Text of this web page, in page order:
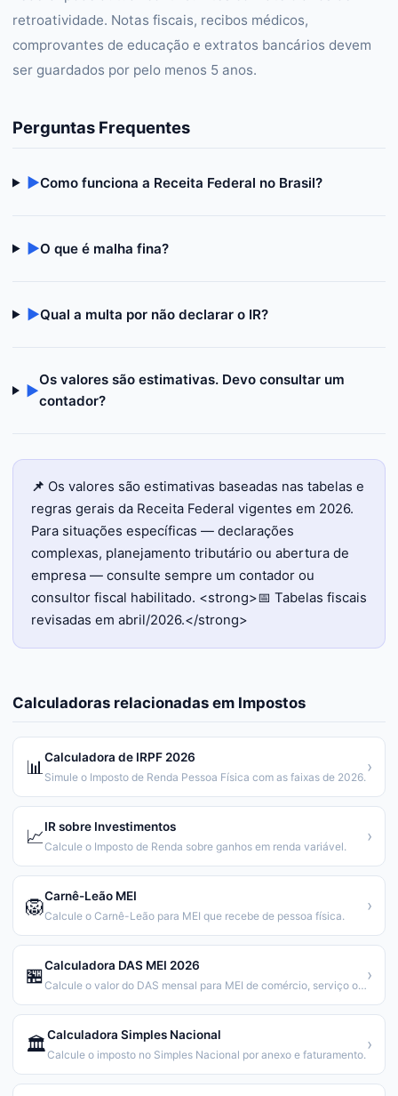
retroatividade. Notas fiscais, recibos médicos,
comprovantes de educação e extratos bancários devem
ser guardados por pelo menos 5 anos.
Perguntas Frequentes
▶Como funciona a Receita Federal no Brasil?
▶O que é malha fina?
▶Qual a multa por não declarar o IR?
▶
Os valores são estimativas. Devo consultar um
contador?
📌 Os valores são estimativas baseadas nas tabelas e
regras gerais da Receita Federal vigentes em 2026.
Para situações específicas — declarações
complexas, planejamento tributário ou abertura de
empresa — consulte sempre um contador ou
consultor fiscal habilitado. <strong>📅 Tabelas fiscais
revisadas em abril/2026.</strong>
Calculadoras relacionadas em Impostos
📊 Calculadora de IRPF 2026
Simule o Imposto de Renda Pessoa Física com as faixas de 2026.
›
📈IR sobre Investimentos
Calcule o Imposto de Renda sobre ganhos em renda variável.
›
🦁Carnê-Leão MEI
Calcule o Carnê-Leão para MEI que recebe de pessoa física.
›
🏪Calculadora DAS MEI 2026
Calcule o valor do DAS mensal para MEI de comércio, serviço ou ambos.
›
🏛️Calculadora Simples Nacional
Calcule o imposto no Simples Nacional por anexo e faturamento.
›